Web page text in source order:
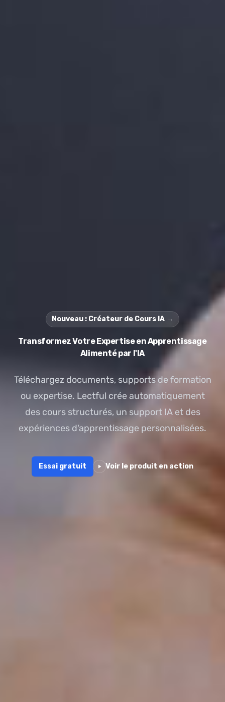
Nouveau : Créateur de Cours IA →
Transformez Votre Expertise en Apprentissage
Alimenté par l'IA
Téléchargez documents, supports de formation
ou expertise. Lectful crée automatiquement
des cours structurés, un support IA et des
expériences d'apprentissage personnalisées.
Essai gratuit Voir le produit en action